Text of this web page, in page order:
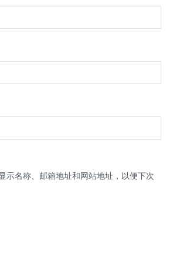
示名称、邮箱地址和网站地址，以便下次